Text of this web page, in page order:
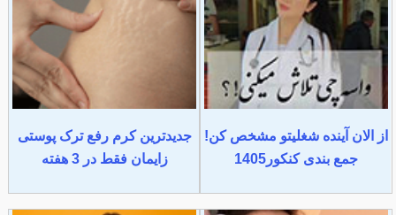
از الان آینده شغلیتو مشخص کن!
جمع بندی کنکور1405
جدیدترین کرم رفع ترک پوستی
زایمان فقط در 3 هفته